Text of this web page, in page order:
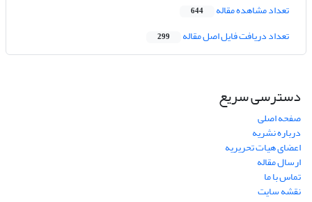
تعداد مشاهده مقاله 644
تعداد دریافت فایل اصل مقاله 299
دسترسی سریع
صفحه اصلی
درباره نشریه
اعضای هیات تحریریه
ارسال مقاله
تماس با ما
نقشه سایت